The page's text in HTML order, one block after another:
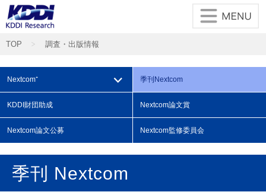
TOP 調査・出版情報
Nextcom⁺ ⌵ 季刊 Nextcom
KDDI財団助成 Nextcom論文賞
Nextcom論文公募 Nextcom監修委員会
季刊 Nextcom